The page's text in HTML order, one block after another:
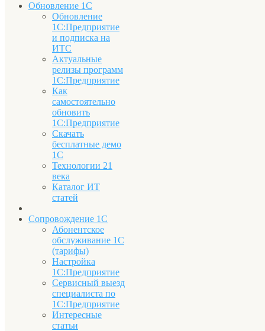
Обновление 1С
Обновление
1С:Предприятие
и подписка на
ИТС
Актуальные
релизы программ
1С:Предприятие
Как
самостоятельно
обновить
1С:Предприятие
Скачать
бесплатные демо
1С
Технологии 21
века
Каталог ИТ
статей
Сопровождение 1С
Абонентское
обслуживание 1С
(тарифы)
Настройка
1С:Предприятие
Сервисный выезд
специалиста по
1С:Предприятие
Интересные
статьи